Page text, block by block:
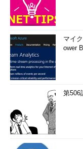
マイ
ower
第